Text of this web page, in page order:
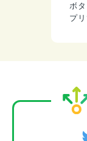
ボ
プ